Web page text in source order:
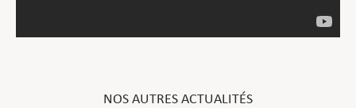
NOS AUTRES ACTUALITÉS